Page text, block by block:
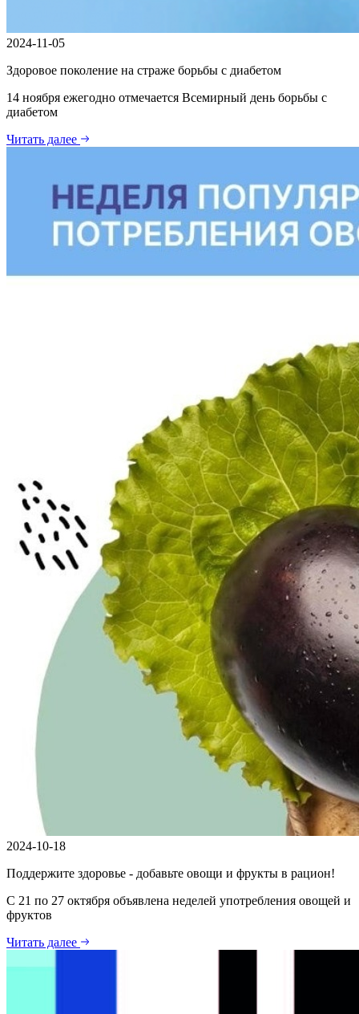
2024-11-05
Здоровое поколение на страже борьбы с диабетом
14 ноября ежегодно отмечается Всемирный день борьбы с
диабетом
Читать далее
2024-10-18
Поддержите здоровье - добавьте овощи и фрукты в рацион!
С 21 по 27 октября объявлена неделей употребления овощей и
фруктов
Читать далее